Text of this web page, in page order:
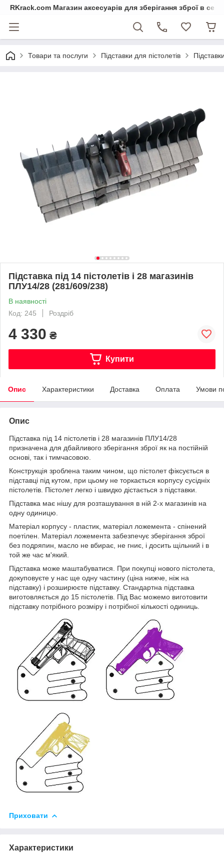
RKrack.com Магазин аксесуарів для зберігання зброї в
Товари та послуги Підставки для пістолетів
Підставка під 14 пістолетів і 28 магазинів
ПЛУ14/28 (281/609/238)
В наявності
Код: 245
Роздріб
4 330 ₴
Купити
Опис Характеристики Доставка Оплата Умови
Опис
Підставка під 14 пістолетів і 28 магазинів ПЛУ14/28
призначена для дбайливого зберігання зброї як на постійній
основі, так і тимчасовою.
Конструкція зроблена таким чином, що пістолет фіксується в
підставці під кутом, при цьому не торкається корпусу сусідніх
пістолетів. Пістолет легко і швидко дістається з підставки.
Підставка має нішу для розташування в ній 2-х магазинів на
одну одиницю.
Матеріал корпусу - пластик, матеріал ложемента - спінений
поетілен. Матеріал ложемента забезпечує зберігання зброї
без подряпин, масло не вбирає, не гниє, і досить щільний і в
той же час м'який.
Підставка може маштабуватися. При покупці нового пістолета,
докуповуєте у нас ще одну частину (ціна нижче, ніж на
підставку) і розширюєте підставку. Стандартна підставка
виготовляється до 15 пістолетів. Під Вас можемо виготовити
підставку потрібного розміру і потрібної кількості одиниць.
Приховати
Характеристики